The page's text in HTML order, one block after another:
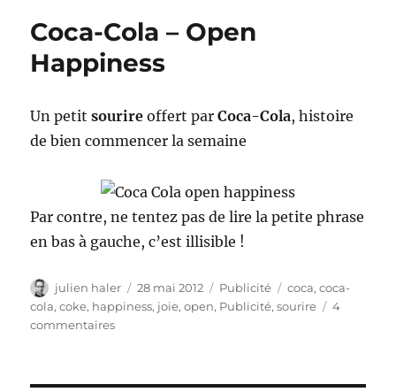
Coca-Cola – Open
Happiness
Un petitsourireoffert parCoca-Cola, histoire
de bien commencer la semaine
Par contre, ne tentez pas de lire la petite phrase
en bas à gauche, c’est illisible !
Auteur
julien haler
Publié
le
28 mai 2012 Catégories
Publicité Étiquettes
coca,coca-
cola,coke, happiness, joie,open, Publicité,sourire
4
commentairessur